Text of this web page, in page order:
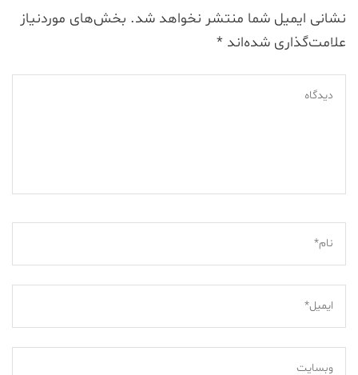
نشانی ایمیل شما منتشر نخواهد شد. بخش‌های موردنیاز
علامت‌گذاری شده‌اند *